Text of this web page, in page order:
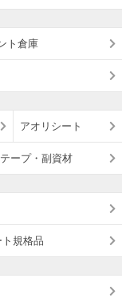
ト倉庫
アオリシート
ープ・副資材
規格品